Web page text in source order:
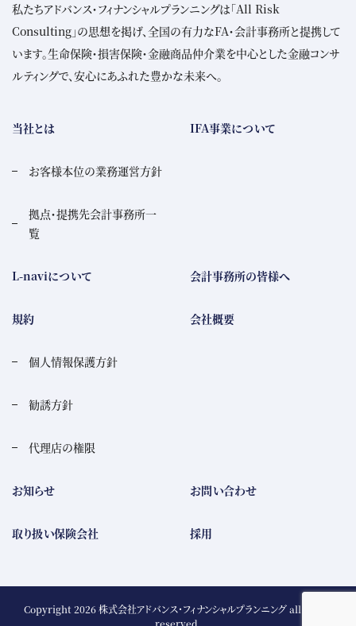
私たちアドバンス・フィナンシャルプランニングは「All Risk
Consulting」の思想を掲げ、全国の有力なFA・会計事務所と提携して
います。生命保険・損害保険・金融商品仲介業を中心とした金融コンサ
ルティングで、安心にあふれた豊かな未来へ。
当社とは
お客様本位の業務運営方針
拠点・提携先会計事務所一
覧
IFA事業について
L-naviについて 会計事務所の皆様へ
規約
個人情報保護方針
勧誘方針
代理店の権限
会社概要
お知らせ お問い合わせ
取り扱い保険会社 採用
Copyright 2026株式会社アドバンス・フィナンシャルプランニングall rights
reserved.